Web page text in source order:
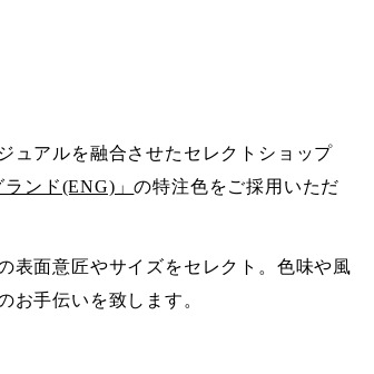
ュアルを融合させたセレクトショップ
ンド(ENG)」の特注色をご採用いただ
表面意匠やサイズをセレクト。色味や風
お手伝いを致します。